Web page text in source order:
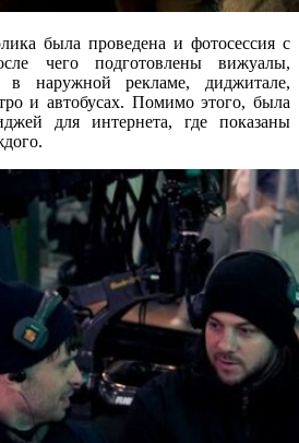
была проведена и фотосессия с
чего подготовлены вижуалы,
в наружной рекламе, диджитале,
и автобусах. Помимо этого, была
для интернета, где показаны